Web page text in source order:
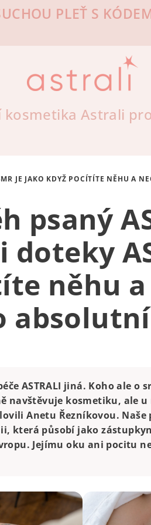
PLEŤ S
Astrali
JE JAKO KDYŽ POCÍTÍTE NĚHU A
psaný
doteky
něhu
ASTRALI jiná. Koho ale o
navštěvuje kosmetiku, ale u
Anetu Řezníkovou.
která působí jako
Jejímu oku ani pocitu